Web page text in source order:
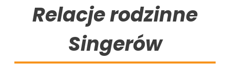
Relacje rodzinne
Singerów